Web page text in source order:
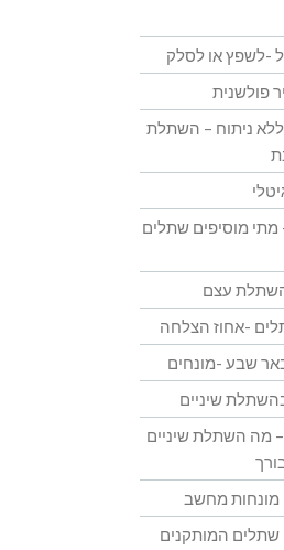
-לשפץ או לסלק
פולשנית
ניתוח – השתלת
מתי מוסיפים שתלים
עצם
-אחוז הצלחה
שבע -מונחים
שיניים
מה השתלת שיניים
מונחות מחשב
המותקנים